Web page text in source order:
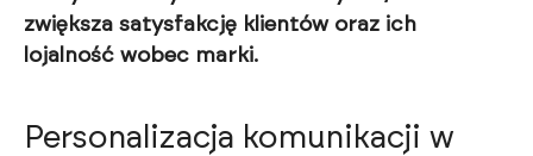
zwiększa satysfakcję klientów oraz ich
lojalność wobec marki.
Personalizacja komunikacji w